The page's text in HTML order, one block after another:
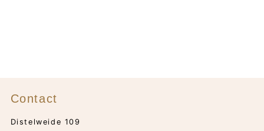
Contact
Distelweide 109